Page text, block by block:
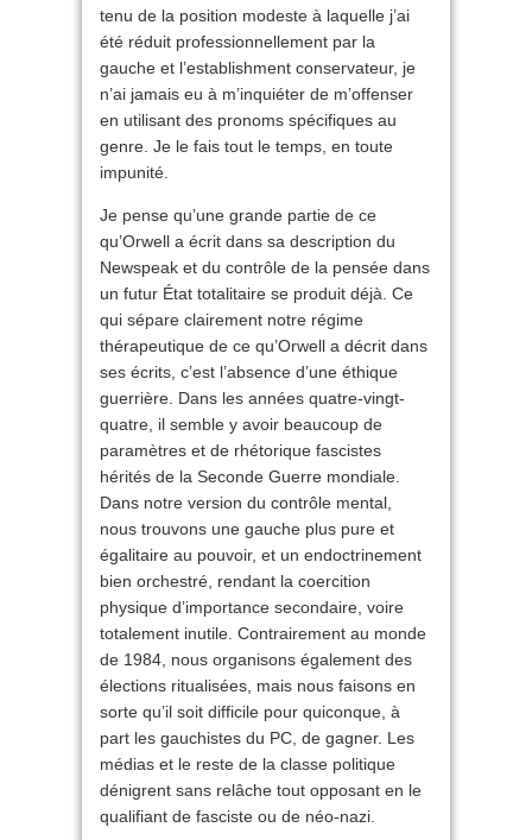
tenu de la position modeste à laquelle j’ai
été réduit professionnellement par la
gauche et l’establishment conservateur, je
n’ai jamais eu à m’inquiéter de m’offenser
en utilisant des pronoms spécifiques au
genre. Je le fais tout le temps, en toute
impunité.
Je pense qu’une grande partie de ce
qu’Orwell a écrit dans sa description du
Newspeak et du contrôle de la pensée dans
un futur État totalitaire se produit déjà. Ce
qui sépare clairement notre régime
thérapeutique de ce qu’Orwell a décrit dans
ses écrits, c’est l’absence d’une éthique
guerrière. Dans les années quatre-vingt-
quatre, il semble y avoir beaucoup de
paramètres et de rhétorique fascistes
hérités de la Seconde Guerre mondiale.
Dans notre version du contrôle mental,
nous trouvons une gauche plus pure et
égalitaire au pouvoir, et un endoctrinement
bien orchestré, rendant la coercition
physique d’importance secondaire, voire
totalement inutile. Contrairement au monde
de 1984, nous organisons également des
élections ritualisées, mais nous faisons en
sorte qu’il soit difficile pour quiconque, à
part les gauchistes du PC, de gagner. Les
médias et le reste de la classe politique
dénigrent sans relâche tout opposant en le
qualifiant de fasciste ou de néo-nazi.